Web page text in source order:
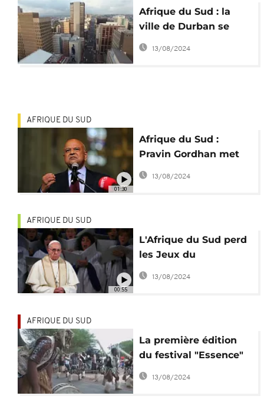
Afrique du Sud : la
ville de Durban se
rénove
13/08/2024
01:30
AFRIQUE DU SUD
Afrique du Sud :
Pravin Gordhan met
en garde l'ANC
13/08/2024
00:55
AFRIQUE DU SUD
L'Afrique du Sud perd
les Jeux du
Commonwealth 2022
13/08/2024
AFRIQUE DU SUD
La première édition
du festival "Essence"
en Afrique
13/08/2024